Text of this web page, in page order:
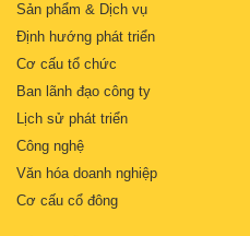
Sản phẩm & Dịch vụ
Định hướng phát triển
Cơ cấu tổ chức
Ban lãnh đạo công ty
Lịch sử phát triển
Công nghệ
Văn hóa doanh nghiệp
Cơ cấu cổ đông